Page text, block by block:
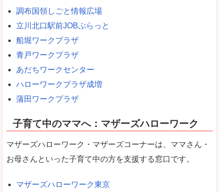
調布国領しごと情報広場
立川北口駅前JOBぷらっと
船堀ワークプラザ
青戸ワークプラザ
あだちワークセンター
ハローワークプラザ成増
蒲田ワークプラザ
子育て中のママへ：マザーズハローワーク
マザーズハローワーク・マザーズコーナーは、ママさん・
お母さんといった子育て中の方を支援する窓口です。
マザーズハローワーク東京